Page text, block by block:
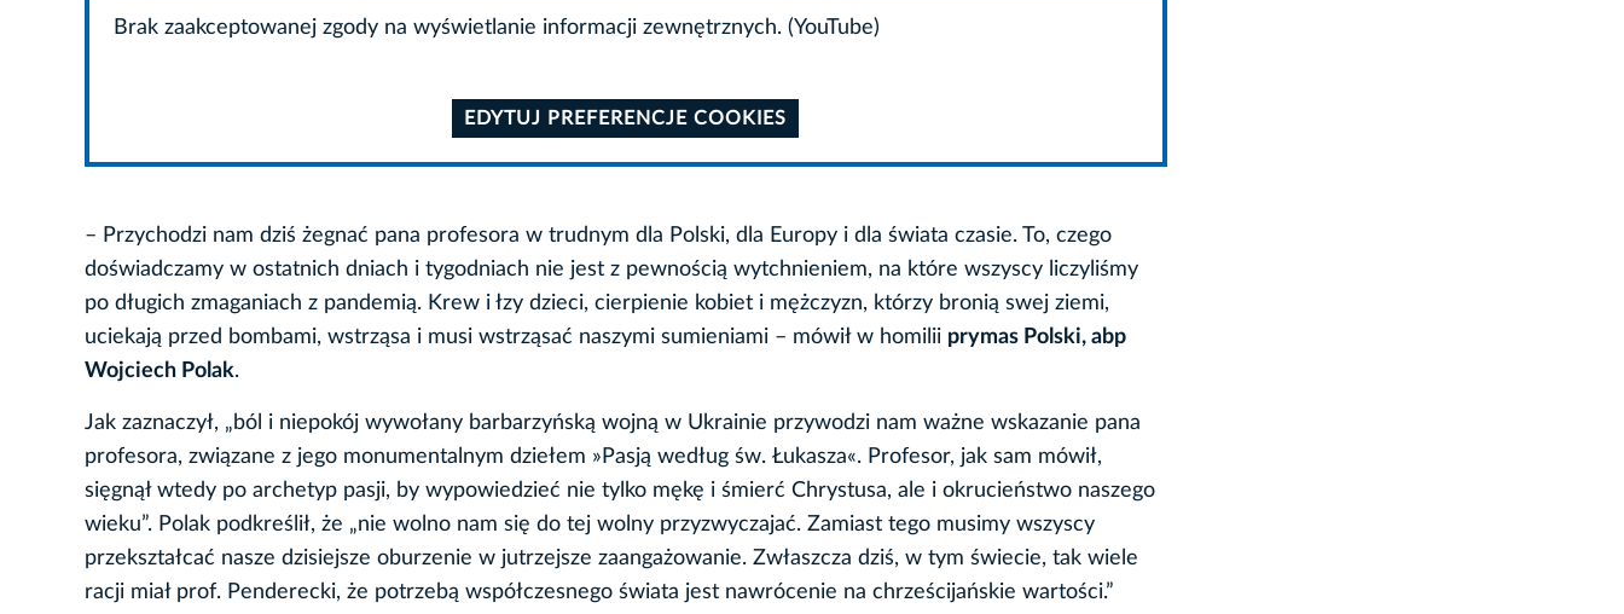
Brak zaakceptowanej zgody na wyświetlanie informacji zewnętrznych. (YouTube)
EDYTUJ PREFERENCJE COOKIES
– Przychodzi nam dziś żegnać pana profesora w trudnym dla Polski, dla Europy i dla świata czasie. To, czego
doświadczamy w ostatnich dniach i tygodniach nie jest z pewnością wytchnieniem, na które wszyscy liczyliśmy
po długich zmaganiach z pandemią. Krew i łzy dzieci, cierpienie kobiet i mężczyzn, którzy bronią swej ziemi,
uciekają przed bombami, wstrząsa i musi wstrząsać naszymi sumieniami – mówił w homilii prymas Polski, abp
Wojciech Polak.
Jak zaznaczył, „ból i niepokój wywołany barbarzyńską wojną w Ukrainie przywodzi nam ważne wskazanie pana
profesora, związane z jego monumentalnym dziełem »Pasją według św. Łukasza«. Profesor, jak sam mówił,
sięgnął wtedy po archetyp pasji, by wypowiedzieć nie tylko mękę i śmierć Chrystusa, ale i okrucieństwo naszego
wieku”. Polak podkreślił, że „nie wolno nam się do tej wolny przyzwyczajać. Zamiast tego musimy wszyscy
przekształcać nasze dzisiejsze oburzenie w jutrzejsze zaangażowanie. Zwłaszcza dziś, w tym świecie, tak wiele
racji miał prof. Penderecki, że potrzebą współczesnego świata jest nawrócenie na chrześcijańskie wartości.”